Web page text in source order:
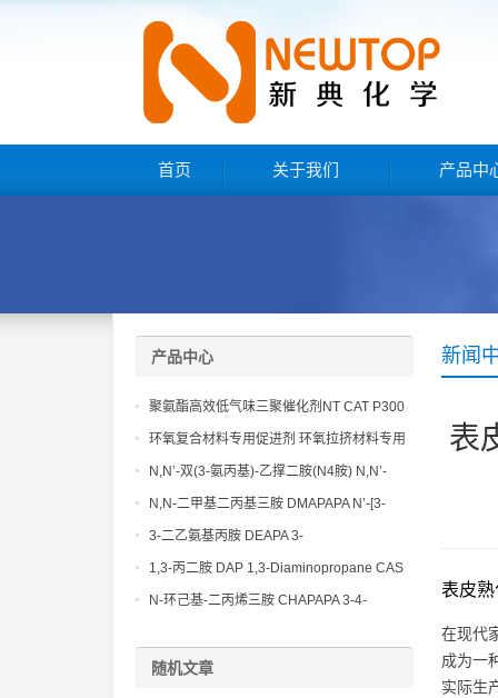
首页 关于我们 产品中
新闻
表
表皮
在现代
成为一
实际生
产品中心
聚氨酯高效低气味三聚催化剂NT CAT P300
环氧复合材料专用促进剂 环氧拉挤材料专用
促进剂 NT EP 120
N,N’-双(3-氨丙基)-乙撑二胺(N4胺) N,N’-
Bis(3-aminopropyl)-ethylenediamine CAS
No10563-26-5
N,N-二甲基二丙基三胺 DMAPAPA N’-[3-
(dimethylamino)propyllpropane-1,3-
diamine CAS No10563-29-8
3-二乙氨基丙胺 DEAPA 3-
(Diethylamino)propylamine CAS No 104-
1,3-丙二胺 DAP 1,3-Diaminopropane CAS
No 109-76-2
N-环己基-二丙烯三胺 CHAPAPA 3-4-
随机文章